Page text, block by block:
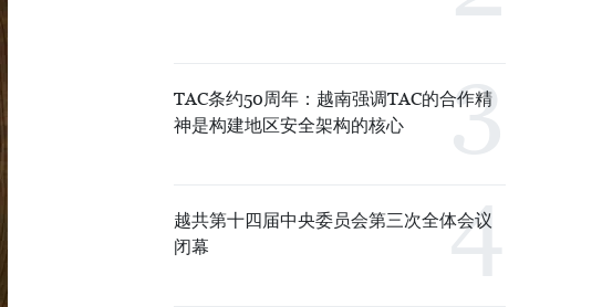
TAC条约50周年：越南强调TAC的合作精
神是构建地区安全架构的核心
越共第十四届中央委员会第三次全体会议
闭幕